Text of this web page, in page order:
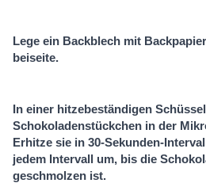
Lege ein Backblech mit
beiseite.
In einer hitzebeständigen
Schokoladenstückchen in der
Erhitze sie in 30-Sekunden-
jedem Intervall um, bis die
geschmolzen ist.